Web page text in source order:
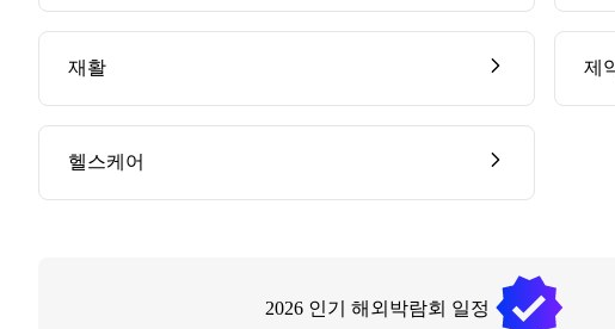
재활 제
헬스케어
2026 인기 해외박람회 일정